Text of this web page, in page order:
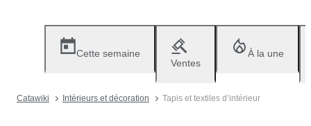
Cette semaine
Ventes
À la une
Catawiki Intérieurs et décoration Tapis et textiles d’intérieur